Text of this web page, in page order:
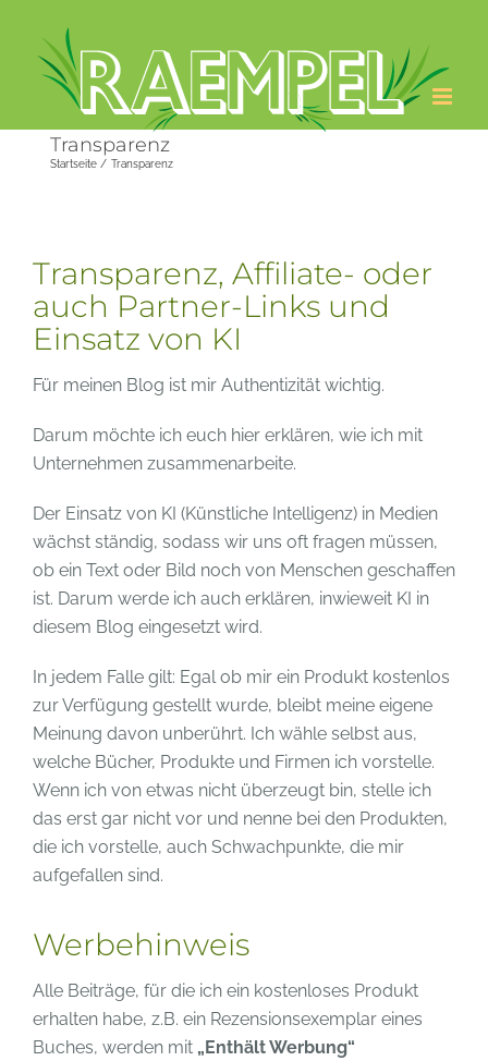
springen
Transparenz
Startseite Transparenz
Transparenz, Affiliate- oder
auch Partner-Links und
Einsatz von KI
Für meinen Blog ist mir Authentizität wichtig.
Darum möchte ich euch hier erklären, wie ich mit
Unternehmen zusammenarbeite.
Der Einsatz von KI (Künstliche Intelligenz) in Medien
wächst ständig, sodass wir uns oft fragen müssen,
ob ein Text oder Bild noch von Menschen geschaffen
ist. Darum werde ich auch erklären, inwieweit KI in
diesem Blog eingesetzt wird.
In jedem Falle gilt: Egal ob mir ein Produkt kostenlos
zur Verfügung gestellt wurde, bleibt meine eigene
Meinung davon unberührt. Ich wähle selbst aus,
welche Bücher, Produkte und Firmen ich vorstelle.
Wenn ich von etwas nicht überzeugt bin, stelle ich
das erst gar nicht vor und nenne bei den Produkten,
die ich vorstelle, auch Schwachpunkte, die mir
aufgefallen sind.
Werbehinweis
Alle Beiträge, für die ich ein kostenloses Produkt
erhalten habe, z.B. ein Rezensionsexemplar eines
Buches, werden mit „Enthält Werbung“